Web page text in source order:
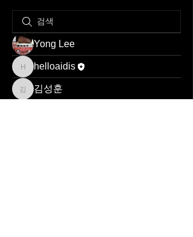
Yong Lee
helloaidis
helloaidis
김성훈
김성훈